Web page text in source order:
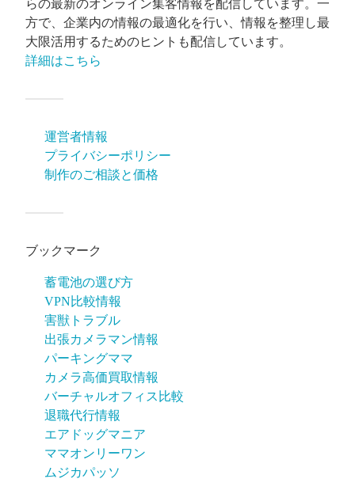
らの最新のオンライン集客情報を配信しています。一
方で、企業内の情報の最適化を行い、情報を整理し最
大限活用するためのヒントも配信しています。
詳細はこちら
運営者情報
プライバシーポリシー
制作のご相談と価格
ブックマーク
蓄電池の選び方
VPN比較情報
害獣トラブル
出張カメラマン情報
パーキングママ
カメラ高価買取情報
バーチャルオフィス比較
退職代行情報
エアドッグマニア
ママオンリーワン
ムジカパッソ